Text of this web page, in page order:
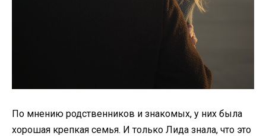
По мнению родственников и знакомых, у них была
хорошая крепкая семья. И только Лида знала, что это